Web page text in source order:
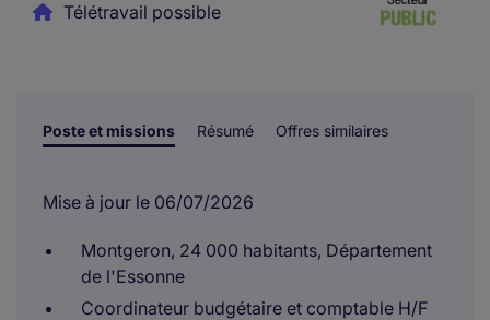
Télétravail possible
Poste et missions Résumé Offres similaires
Mise à jour le 06/07/2026
Montgeron, 24 000 habitants, Département
de l'Essonne
Coordinateur budgétaire et comptable H/F